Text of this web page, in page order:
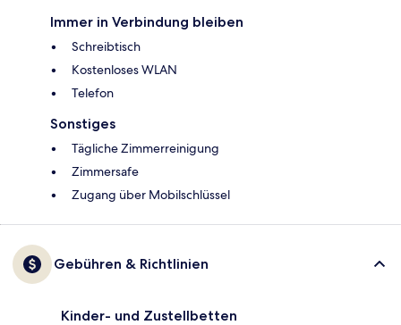
Immer in Verbindung bleiben
Schreibtisch
Kostenloses WLAN
Telefon
Sonstiges
Tägliche Zimmerreinigung
Zimmersafe
Zugang über Mobilschlüssel
Gebühren & Richtlinien
Kinder- und Zustellbetten